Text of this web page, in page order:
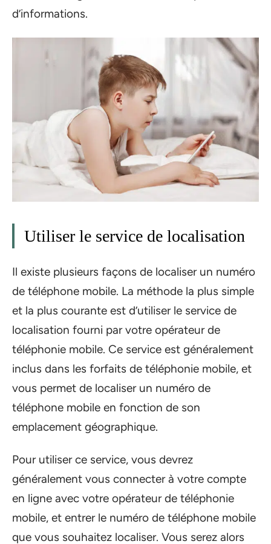
d’informations.
Utiliser le service de localisation
Il existe plusieurs façons de localiser un numéro
de téléphone mobile. La méthode la plus simple
et la plus courante est d’utiliser le service de
localisation fourni par votre opérateur de
téléphonie mobile. Ce service est généralement
inclus dans les forfaits de téléphonie mobile, et
vous permet de localiser un numéro de
téléphone mobile en fonction de son
emplacement géographique.
Pour utiliser ce service, vous devrez
généralement vous connecter à votre compte
en ligne avec votre opérateur de téléphonie
mobile, et entrer le numéro de téléphone mobile
que vous souhaitez localiser. Vous serez alors